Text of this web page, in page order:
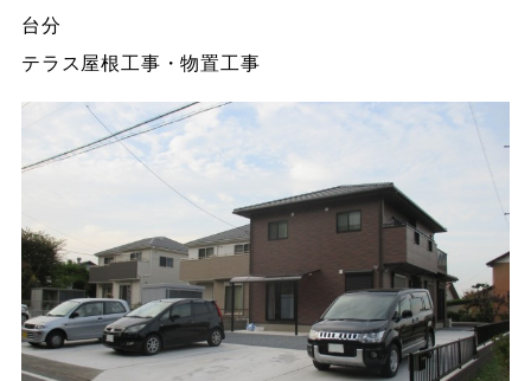
台分
テラス屋根工事・物置工事